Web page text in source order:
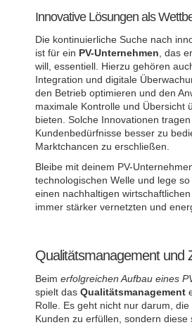
Innovative Lösungen als
Die kontinuierliche Suche nach
ist für ein PV-Unternehmen , das
will, essentiell. Hierzu gehören
Integration und digitale
den Betrieb optimieren und den
maximale Kontrolle und Übersicht
bieten. Solche Innovationen tragen
Kundenbedürfnisse besser zu
Marktchancen zu erschließen.
Bleibe mit deinem PV-
technologischen Welle und lege
einen nachhaltigen
immer stärker vernetzten und
Qualitätsmanagement und
Beim erfolgreichen Aufbau eines
spielt das Qualitätsmanagement
Rolle. Es geht nicht nur darum,
Kunden zu erfüllen, sondern diese